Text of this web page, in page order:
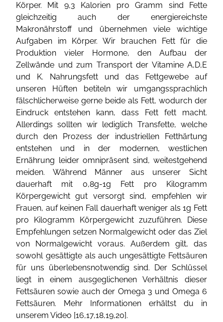
Körper. Mit 9,3 Kalorien pro Gramm sind Fette
gleichzeitig auch der energiereichste
Makronährstoff und übernehmen viele wichtige
Aufgaben im Körper. Wir brauchen Fett für die
Produktion vieler Hormone, den Aufbau der
Zellwände und zum Transport der Vitamine A,D,E
und K. Nahrungsfett und das Fettgewebe auf
unseren Hüften betiteln wir umgangssprachlich
fälschlicherweise gerne beide als Fett, wodurch der
Eindruck entstehen kann, dass Fett fett macht.
Allerdings sollten wir lediglich Transfette, welche
durch den Prozess der industriellen Fetthärtung
entstehen und in der modernen, westlichen
Ernährung leider omnipräsent sind, weitestgehend
meiden. Während Männer aus unserer Sicht
dauerhaft mit 0,8g-1g Fett pro Kilogramm
Körpergewicht gut versorgt sind, empfehlen wir
Frauen, auf keinen Fall dauerhaft weniger als 1g Fett
pro Kilogramm Körpergewicht zuzuführen. Diese
Empfehlungen setzen Normalgewicht oder das Ziel
von Normalgewicht voraus. Außerdem gilt, das
sowohl gesättigte als auch ungesättigte Fettsäuren
für uns überlebensnotwendig sind. Der Schlüssel
liegt in einem ausgeglichenen Verhältnis dieser
Fettsäuren sowie auch der Omega 3 und Omega 6
Fettsäuren. Mehr Informationen erhältst du in
unserem Video [16,17,18,19,20].